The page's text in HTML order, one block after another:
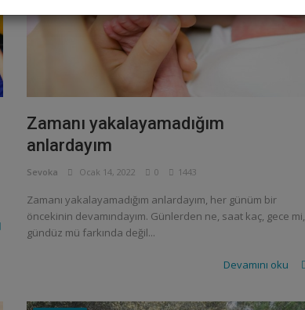
Zamanı yakalayamadığım
anlardayım
Sevoka Ocak 14, 2022 0 1443
Zamanı yakalayamadığım anlardayım, her günüm bir
öncekinin devamındayım. Günlerden ne, saat kaç, gece mi,
gündüz mü farkında değil...
Devamını oku